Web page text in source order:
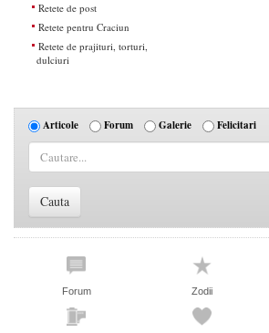
Retete de post
Retete pentru Craciun
Retete de prajituri, torturi,
dulciuri
Articole Forum Galerie Felicitari
Forum Zodii